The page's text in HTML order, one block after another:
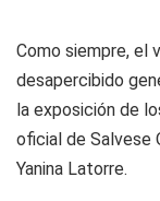
Como siempre, el
desapercibido
la exposición de
oficial de Salvese
Yanina Latorre.